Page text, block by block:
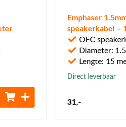
Emphaser
speakerkabel –
OFC
Diameter:
Lengte: 15
Direct leverbaar
31,-